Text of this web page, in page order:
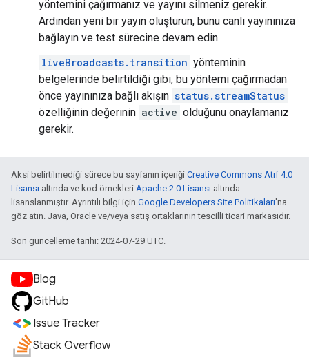
yöntemini çağırmanız ve yayını silmeniz gerekir.
Ardından yeni bir yayın oluşturun, bunu canlı yayınınıza
bağlayın ve test sürecine devam edin.
liveBroadcasts.transition yönteminin
belgelerinde belirtildiği gibi, bu yöntemi çağırmadan
önce yayınınıza bağlı akışın status.streamStatus
özelliğinin değerinin active olduğunu onaylamanız
gerekir.
Aksi belirtilmediği sürece bu sayfanın içeriği Creative Commons Atıf 4.0
Lisansı altında ve kod örnekleri Apache 2.0 Lisansı altında
lisanslanmıştır. Ayrıntılı bilgi için Google Developers Site Politikaları'na
göz atın. Java, Oracle ve/veya satış ortaklarının tescilli ticari markasıdır.
Son güncelleme tarihi: 2024-07-29 UTC.
Blog
GitHub
Issue Tracker
Stack Overflow